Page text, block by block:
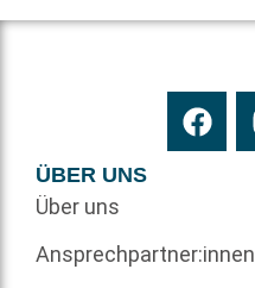
ÜBER UNS
Über uns
Ansprechpartner:innen